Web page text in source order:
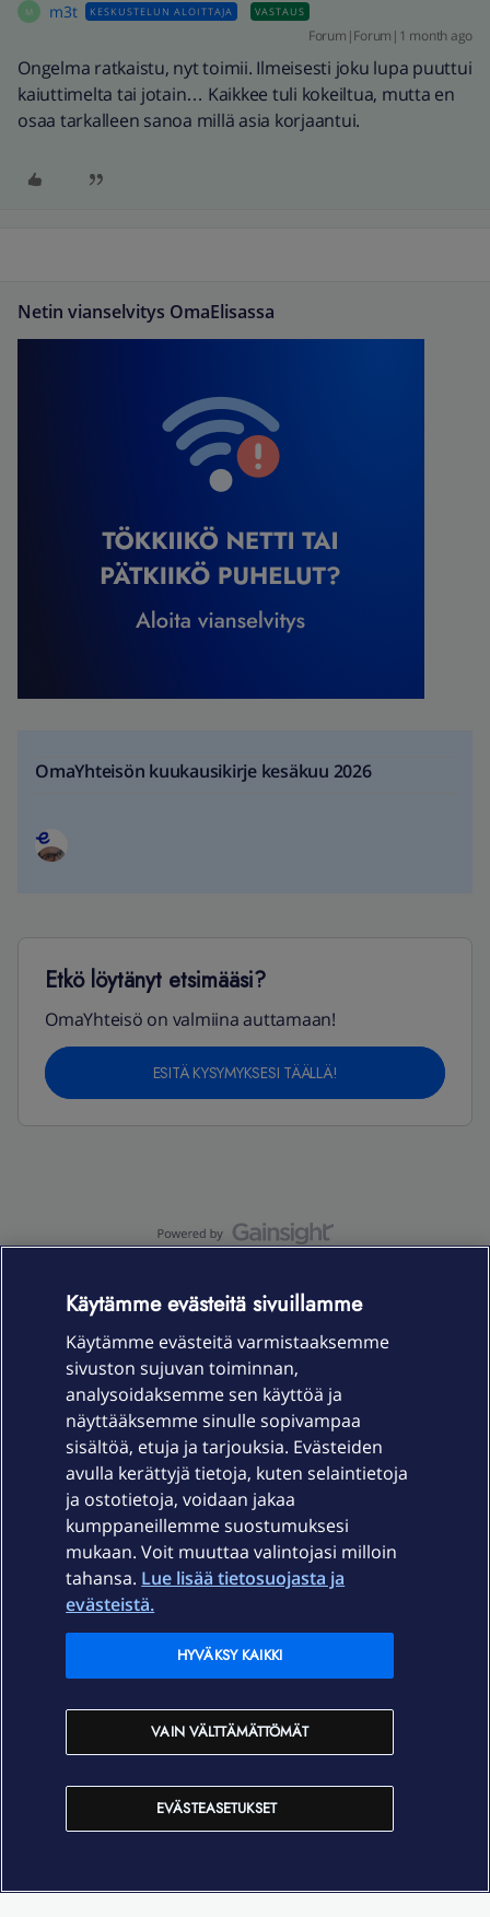
M m3t KESKUSTELUN ALOITTAJA VASTAUS
Forum|Forum|1 month ago
Ongelma ratkaistu, nyt toimii. Ilmeisesti joku lupa puuttui
kaiuttimelta tai jotain… Kaikkee tuli kokeiltua, mutta en
osaa tarkalleen sanoa millä asia korjaantui.
Netin vianselvitys OmaElisassa
OmaYhteisön kuukausikirje kesäkuu 2026
Etkö löytänyt etsimääsi?
OmaYhteisö on valmiina auttamaan!
ESITÄ KYSYMYKSESI TÄÄLLÄ!
Laitteet & liittymät
Palvelut
Ajankohtaista
Elisa Oyj
In English
Käytämme evästeitä sivuillamme
Käytämme evästeitä varmistaaksemme
sivuston sujuvan toiminnan,
analysoidaksemme sen käyttöä ja
näyttääksemme sinulle sopivampaa
sisältöä, etuja ja tarjouksia. Evästeiden
avulla kerättyjä tietoja, kuten selaintietoja
ja ostotietoja, voidaan jakaa
kumppaneillemme suostumuksesi
mukaan. Voit muuttaa valintojasi milloin
tahansa. Lue lisää tietosuojasta ja
evästeistä.
EVÄSTEASETUKSET
VAIN VÄLTTÄMÄTTÖMÄT
HYVÄKSY KAIKKI